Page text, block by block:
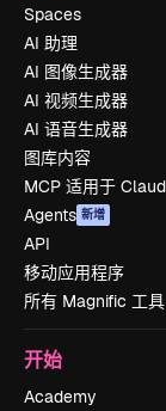
Spaces
AI 助理
AI 图像生成器
AI 视频生成器
AI 语音生成器
图库内容
MCP 适用于
Agents 新增
API
移动应用程序
所有 Magnific 工具
开始
Academy